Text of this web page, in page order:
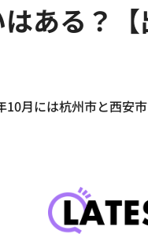
ある？【
月には杭州市と西安